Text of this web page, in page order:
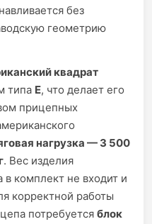
без
геометрию
квадрат
типа E, что делает его
прицепных
нагрузка — 3 500
. Вес изделия
в комплект не входит и
корректной работы
потребуется блок